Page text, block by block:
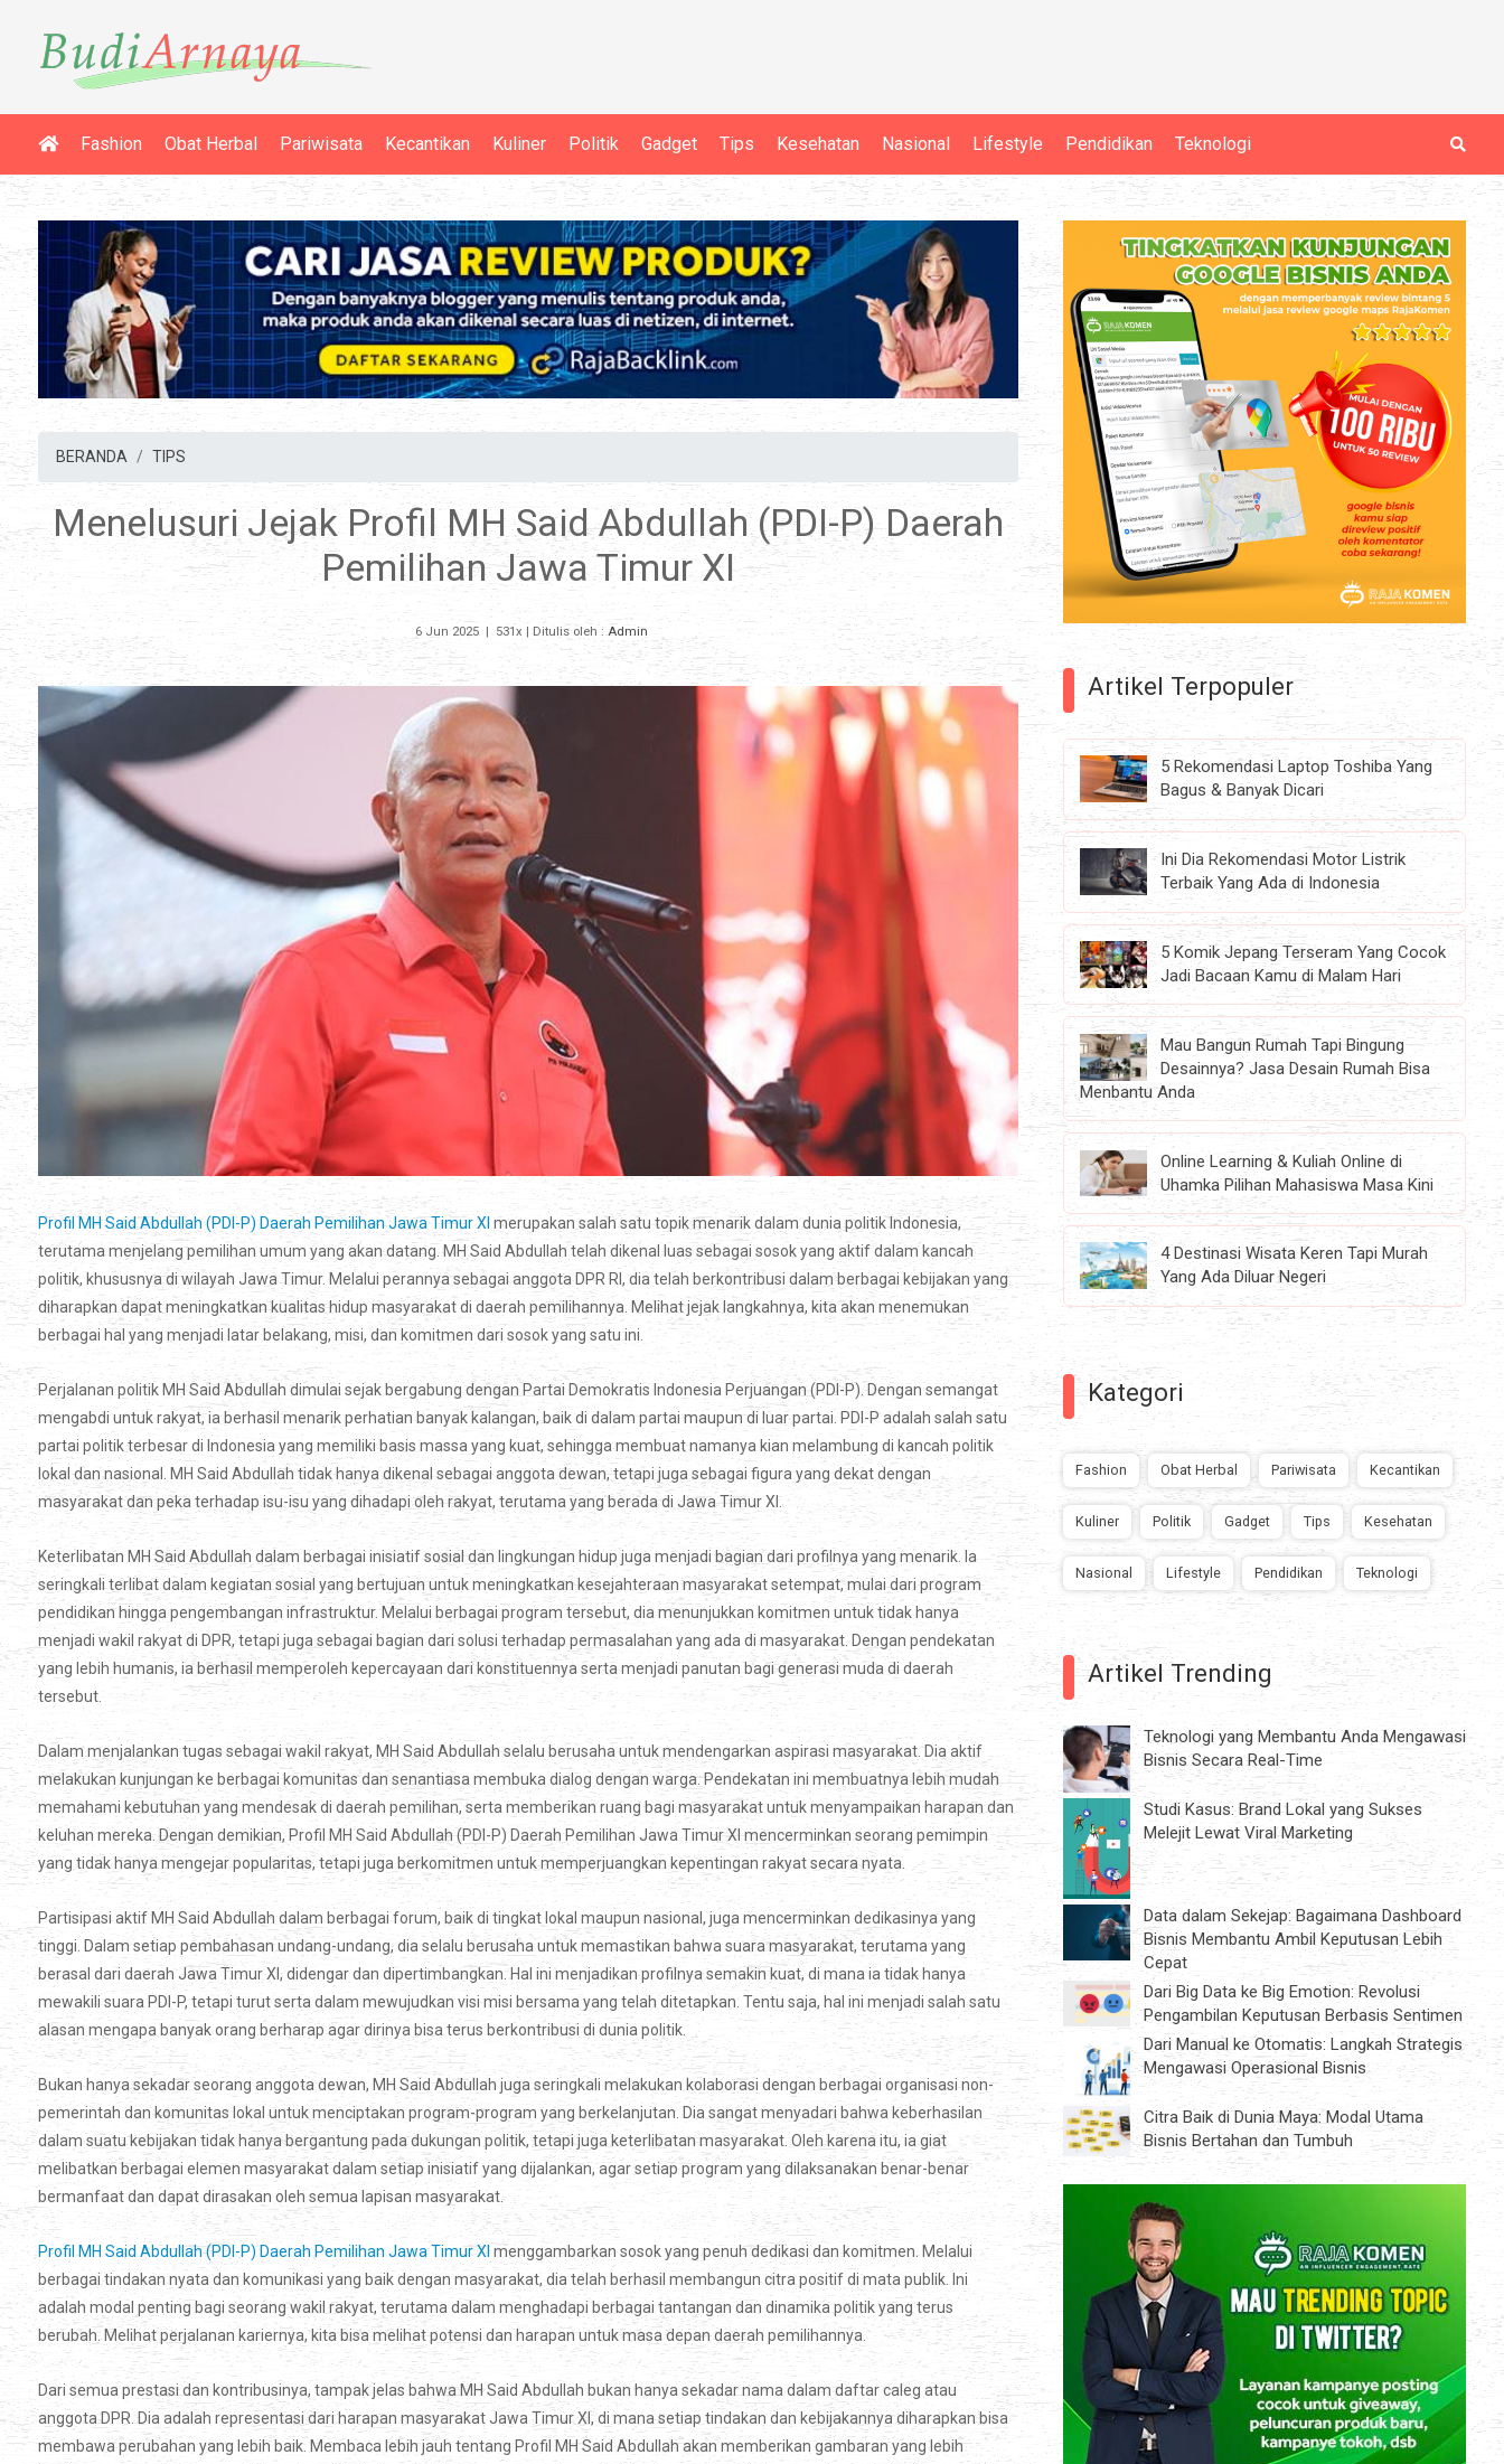
Fashion Obat Herbal Pariwisata Kecantikan Kuliner Politik Gadget Tips Kesehatan Nasional Lifestyle Pendidikan Teknologi
BERANDA TIPS
Menelusuri Jejak Profil MH Said Abdullah (PDI-P) Daerah
Pemilihan Jawa Timur XI
6 Jun 2025| 531x | Ditulis oleh : Admin
Profil MH Said Abdullah (PDI-P) Daerah Pemilihan Jawa Timur XI merupakan salah satu topik menarik dalam dunia politik Indonesia,
terutama menjelang pemilihan umum yang akan datang. MH Said Abdullah telah dikenal luas sebagai sosok yang aktif dalam kancah
politik, khususnya di wilayah Jawa Timur. Melalui perannya sebagai anggota DPR RI, dia telah berkontribusi dalam berbagai kebijakan yang
diharapkan dapat meningkatkan kualitas hidup masyarakat di daerah pemilihannya. Melihat jejak langkahnya, kita akan menemukan
berbagai hal yang menjadi latar belakang, misi, dan komitmen dari sosok yang satu ini.
Perjalanan politik MH Said Abdullah dimulai sejak bergabung dengan Partai Demokratis Indonesia Perjuangan (PDI-P). Dengan semangat
mengabdi untuk rakyat, ia berhasil menarik perhatian banyak kalangan, baik di dalam partai maupun di luar partai. PDI-P adalah salah satu
partai politik terbesar di Indonesia yang memiliki basis massa yang kuat, sehingga membuat namanya kian melambung di kancah politik
lokal dan nasional. MH Said Abdullah tidak hanya dikenal sebagai anggota dewan, tetapi juga sebagai figura yang dekat dengan
masyarakat dan peka terhadap isu-isu yang dihadapi oleh rakyat, terutama yang berada di Jawa Timur XI.
Keterlibatan MH Said Abdullah dalam berbagai inisiatif sosial dan lingkungan hidup juga menjadi bagian dari profilnya yang menarik. Ia
seringkali terlibat dalam kegiatan sosial yang bertujuan untuk meningkatkan kesejahteraan masyarakat setempat, mulai dari program
pendidikan hingga pengembangan infrastruktur. Melalui berbagai program tersebut, dia menunjukkan komitmen untuk tidak hanya
menjadi wakil rakyat di DPR, tetapi juga sebagai bagian dari solusi terhadap permasalahan yang ada di masyarakat. Dengan pendekatan
yang lebih humanis, ia berhasil memperoleh kepercayaan dari konstituennya serta menjadi panutan bagi generasi muda di daerah
tersebut.
Dalam menjalankan tugas sebagai wakil rakyat, MH Said Abdullah selalu berusaha untuk mendengarkan aspirasi masyarakat. Dia aktif
melakukan kunjungan ke berbagai komunitas dan senantiasa membuka dialog dengan warga. Pendekatan ini membuatnya lebih mudah
memahami kebutuhan yang mendesak di daerah pemilihan, serta memberikan ruang bagi masyarakat untuk menyampaikan harapan dan
keluhan mereka. Dengan demikian, Profil MH Said Abdullah (PDI-P) Daerah Pemilihan Jawa Timur XI mencerminkan seorang pemimpin
yang tidak hanya mengejar popularitas, tetapi juga berkomitmen untuk memperjuangkan kepentingan rakyat secara nyata.
Partisipasi aktif MH Said Abdullah dalam berbagai forum, baik di tingkat lokal maupun nasional, juga mencerminkan dedikasinya yang
tinggi. Dalam setiap pembahasan undang-undang, dia selalu berusaha untuk memastikan bahwa suara masyarakat, terutama yang
berasal dari daerah Jawa Timur XI, didengar dan dipertimbangkan. Hal ini menjadikan profilnya semakin kuat, di mana ia tidak hanya
mewakili suara PDI-P, tetapi turut serta dalam mewujudkan visi misi bersama yang telah ditetapkan. Tentu saja, hal ini menjadi salah satu
alasan mengapa banyak orang berharap agar dirinya bisa terus berkontribusi di dunia politik.
Bukan hanya sekadar seorang anggota dewan, MH Said Abdullah juga seringkali melakukan kolaborasi dengan berbagai organisasi non-
pemerintah dan komunitas lokal untuk menciptakan program-program yang berkelanjutan. Dia sangat menyadari bahwa keberhasilan
dalam suatu kebijakan tidak hanya bergantung pada dukungan politik, tetapi juga keterlibatan masyarakat. Oleh karena itu, ia giat
melibatkan berbagai elemen masyarakat dalam setiap inisiatif yang dijalankan, agar setiap program yang dilaksanakan benar-benar
bermanfaat dan dapat dirasakan oleh semua lapisan masyarakat.
Profil MH Said Abdullah (PDI-P) Daerah Pemilihan Jawa Timur XI menggambarkan sosok yang penuh dedikasi dan komitmen. Melalui
berbagai tindakan nyata dan komunikasi yang baik dengan masyarakat, dia telah berhasil membangun citra positif di mata publik. Ini
adalah modal penting bagi seorang wakil rakyat, terutama dalam menghadapi berbagai tantangan dan dinamika politik yang terus
berubah. Melihat perjalanan kariernya, kita bisa melihat potensi dan harapan untuk masa depan daerah pemilihannya.
Dari semua prestasi dan kontribusinya, tampak jelas bahwa MH Said Abdullah bukan hanya sekadar nama dalam daftar caleg atau
anggota DPR. Dia adalah representasi dari harapan masyarakat Jawa Timur XI, di mana setiap tindakan dan kebijakannya diharapkan bisa
membawa perubahan yang lebih baik. Membaca lebih jauh tentang Profil MH Said Abdullah akan memberikan gambaran yang lebih
Artikel Terpopuler
5 Rekomendasi Laptop Toshiba Yang
Bagus & Banyak Dicari
Ini Dia Rekomendasi Motor Listrik
Terbaik Yang Ada di Indonesia
5 Komik Jepang Terseram Yang Cocok
Jadi Bacaan Kamu di Malam Hari
Mau Bangun Rumah Tapi Bingung
Desainnya? Jasa Desain Rumah Bisa
Menbantu Anda
Online Learning & Kuliah Online di
Uhamka Pilihan Mahasiswa Masa Kini
4 Destinasi Wisata Keren Tapi Murah
Yang Ada Diluar Negeri
Kategori
Fashion Obat Herbal Pariwisata Kecantikan
Kuliner Politik Gadget Tips Kesehatan
Nasional Lifestyle Pendidikan Teknologi
Artikel Trending
Teknologi yang Membantu Anda Mengawasi
Bisnis Secara Real-Time
Studi Kasus: Brand Lokal yang Sukses
Melejit Lewat Viral Marketing
Data dalam Sekejap: Bagaimana Dashboard
Bisnis Membantu Ambil Keputusan Lebih
Cepat
Dari Big Data ke Big Emotion: Revolusi
Pengambilan Keputusan Berbasis Sentimen
Dari Manual ke Otomatis: Langkah Strategis
Mengawasi Operasional Bisnis
Citra Baik di Dunia Maya: Modal Utama
Bisnis Bertahan dan Tumbuh